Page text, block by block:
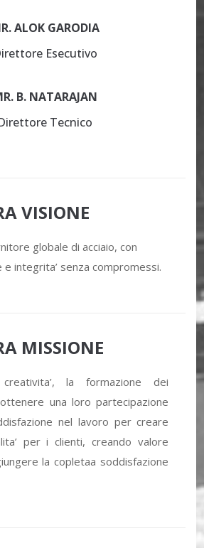
ALOK GARODIA
Esecutivo
B. NATARAJAN
Tecnico
VISIONE
globale di acciaio, con
e integrita’ senza compromessi.
MISSIONE
la formazione dei
una loro partecipazione
nel lavoro per creare
per i clienti, creando valore
la copletaa soddisfazione